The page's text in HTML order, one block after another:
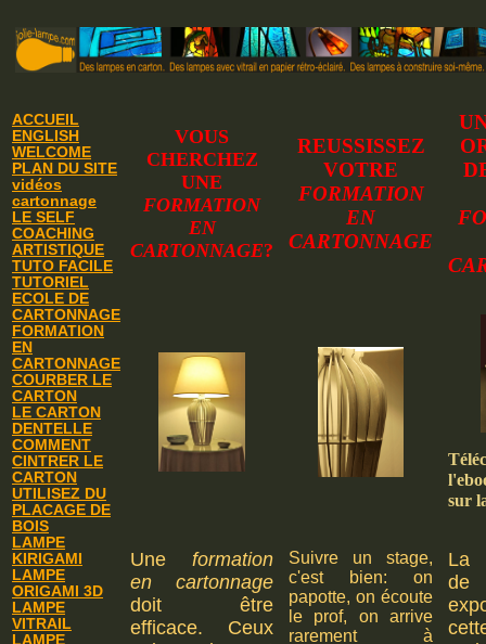
ACCUEIL
ENGLISH
WELCOME
PLAN DU SITE
vidéos
cartonnage
LE SELF
COACHING
ARTISTIQUE
TUTO FACILE
TUTORIEL
ECOLE DE
CARTONNAGE
FORMATION
EN
CARTONNAGE
COURBER LE
CARTON
LE CARTON
DENTELLE
COMMENT
CINTRER LE
CARTON
UTILISEZ DU
PLACAGE DE
BOIS
LAMPE
KIRIGAMI
LAMPE
ORIGAMI 3D
LAMPE
VITRAIL
LAMPE
VOUS
CHERCHEZ
UNE
FORMATION
EN
CARTONNAGE?
REUSSISSEZ
VOTRE
FORMATION
EN
CARTONNAGE
sur
Une formation
en cartonnage
doit être
efficace. Ceux
Suivre un stage,
c'est bien: on
papotte, on écoute
le prof, on arrive
rarement à
La
de